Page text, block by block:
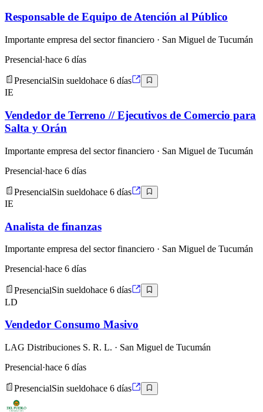
Responsable de Equipo de Atención al Público
Importante empresa del sector financiero · San Miguel de Tucumán
Presencial·hace 6 días
PresencialSin sueldohace 6 días
IE
Vendedor de Terreno // Ejecutivos de Comercio para
Salta y Orán
Importante empresa del sector financiero · San Miguel de Tucumán
Presencial·hace 6 días
PresencialSin sueldohace 6 días
IE
Analista de finanzas
Importante empresa del sector financiero · San Miguel de Tucumán
Presencial·hace 6 días
PresencialSin sueldohace 6 días
LD
Vendedor Consumo Masivo
LAG Distribuciones S. R. L. · San Miguel de Tucumán
Presencial·hace 6 días
PresencialSin sueldohace 6 días